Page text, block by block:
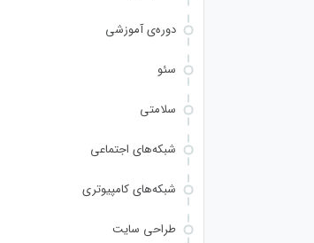
دوره‌ی آموزشی
سئو
سلامتی
شبکه‌های اجتماعی
شبکه‌های کامپیوتری
طراحی سایت